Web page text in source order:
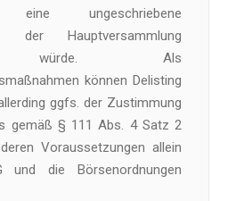
ungeschriebene
der Hauptversammlung
würde. Als
können Delisting
ggfs. der Zustimmung
gemäß § 111 Abs. 4 Satz 2
Voraussetzungen allein
und die Börsenordnungen